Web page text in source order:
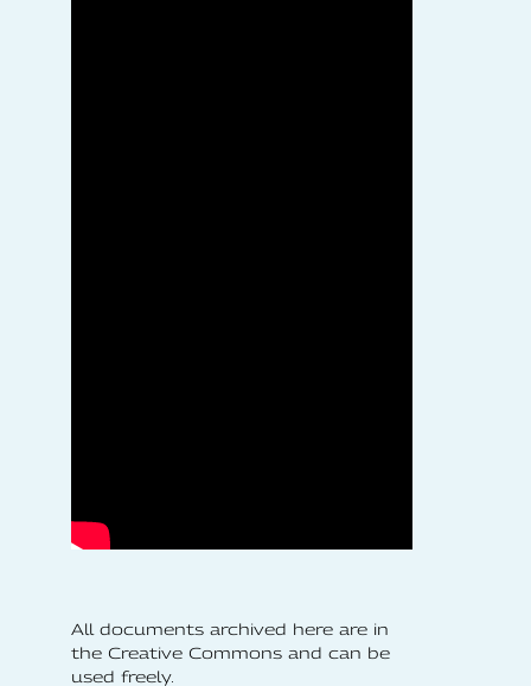
All documents archived here are in
the Creative Commons and can be
used freely.